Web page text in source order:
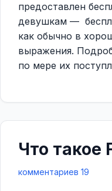
предоставлен
девушкам —
как обычно в
выражения.
по мере их
Что такое
комментариев 19